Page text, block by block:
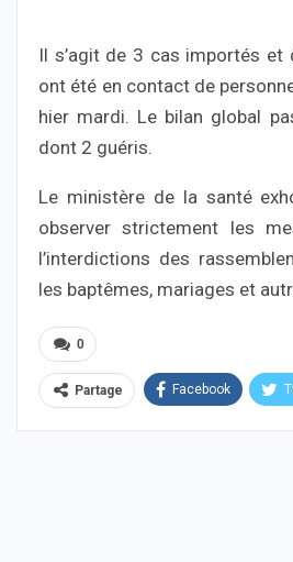
Il s’agit de 3 cas importés et
ont été en contact de
hier mardi. Le bilan global
dont 2 guéris.
Le ministère de la santé
observer strictement les
l’interdictions des
les baptêmes, mariages et
0
Partage Facebook